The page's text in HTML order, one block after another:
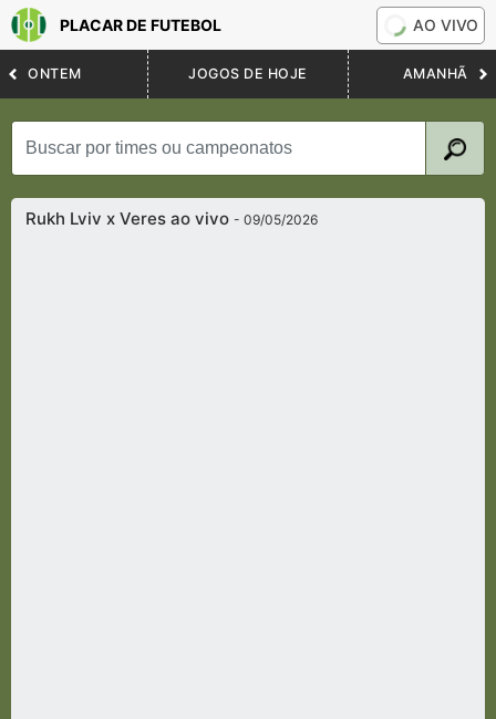
PLACAR DE FUTEBOL AO VIVO
ONTEM JOGOS DE HOJE AMANHÃ
Rukh Lviv x Veres ao vivo- 09/05/2026